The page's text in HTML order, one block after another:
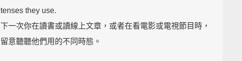
tenses they use.
下一次你在讀書或讀線上文章，或者在看電影或電視節目時，
留意聽聽他們用的不同時態。